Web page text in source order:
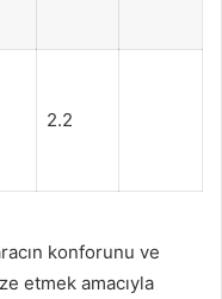
2.2
konforunu ve
etmek amacıyla